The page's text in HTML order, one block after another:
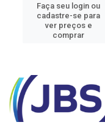
Faça seu login ou
cadastre-se para
ver preços e
comprar